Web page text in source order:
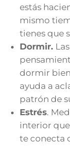
estás
mismo
tienes que
Dormir.
dormir
ayuda a
patrón de
Estrés.
interior
te conecta